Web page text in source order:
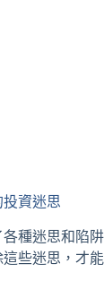
資迷思
種迷思和陷
些迷思，才